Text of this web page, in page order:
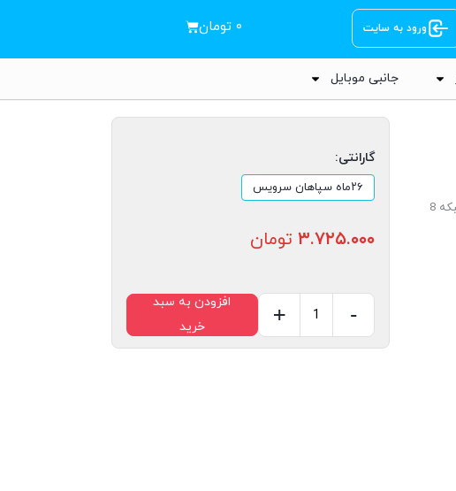
ورود به سایت ۰ تومان
جانبی موبایل
/ سوئیچ شبکه 8
گارانتی:
۲۶ماه سپاهان سرویس
۳.۷۲۵.۰۰۰ تومان
-
+
افزودن به سبد
خرید